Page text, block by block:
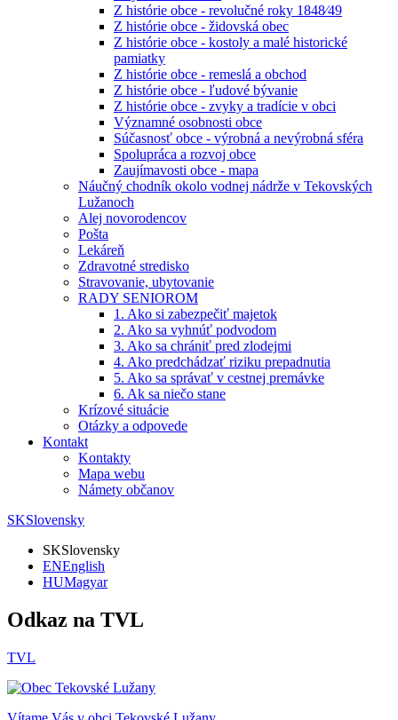
Z histórie obce - revolučné roky 1848⁄49
Z histórie obce - židovská obec
Z histórie obce - kostoly a malé historické
pamiatky
Z histórie obce - remeslá a obchod
Z histórie obce - ľudové bývanie
Z histórie obce - zvyky a tradície v obci
Významné osobnosti obce
Súčasnosť obce - výrobná a nevýrobná sféra
Spolupráca a rozvoj obce
Zaujímavosti obce - mapa
Náučný chodník okolo vodnej nádrže v Tekovských
Lužanoch
Alej novorodencov
Pošta
Lekáreň
Zdravotné stredisko
Stravovanie, ubytovanie
RADY SENIOROM
1. Ako si zabezpečiť majetok
2. Ako sa vyhnúť podvodom
3. Ako sa chrániť pred zlodejmi
4. Ako predchádzať riziku prepadnutia
5. Ako sa správať v cestnej premávke
6. Ak sa niečo stane
Krízové situácie
Otázky a odpovede
Kontakt
Kontakty
Mapa webu
Námety občanov
SKSlovensky
SKSlovensky
ENEnglish
HUMagyar
Odkaz na TVL
TVL